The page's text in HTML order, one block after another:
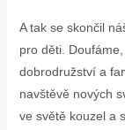
A tak se skončil
pro děti.
dobrodružství a
navštěvě nových
ve světě kouzel a